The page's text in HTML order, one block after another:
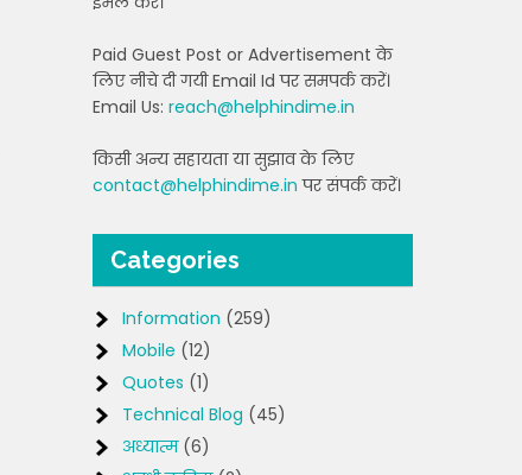
Paid Guest Post or Advertisement के
लिए नीचे दी गयी Email Id पर समपर्क करें।
Email Us: reach@helphindime.in
किसी अन्य सहायता या सुझाव के लिए
contact@helphindime.in पर संपर्क करें।
Categories
Information (259)
Mobile (12)
Quotes (1)
Technical Blog (45)
अध्यात्म(6)